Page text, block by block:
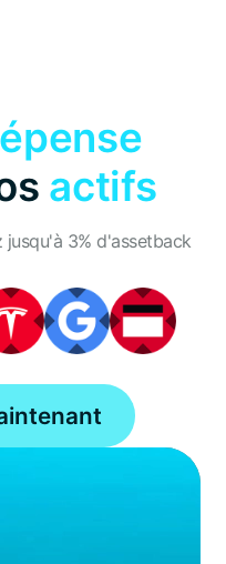
actifs
3% d'assetback